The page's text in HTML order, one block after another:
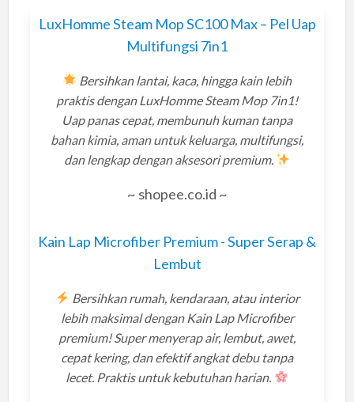
LuxHomme Steam Mop SC100 Max – Pel Uap
Multifungsi 7in1
Bersihkan lantai, kaca, hingga kain lebih
praktis dengan LuxHomme Steam Mop 7in1!
Uap panas cepat, membunuh kuman tanpa
bahan kimia, aman untuk keluarga, multifungsi,
dan lengkap dengan aksesori premium.
~ shopee.co.id ~
Kain Lap Microfiber Premium - Super Serap &
Lembut
Bersihkan rumah, kendaraan, atau interior
lebih maksimal dengan Kain Lap Microfiber
premium! Super menyerap air, lembut, awet,
cepat kering, dan efektif angkat debu tanpa
lecet. Praktis untuk kebutuhan harian.